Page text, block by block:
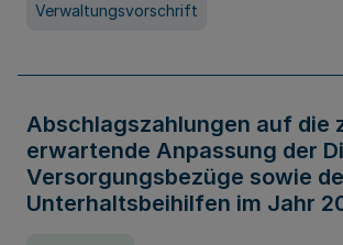
Verwaltungsvorschrift
Abschlagszahlungen auf die
erwartende Anpassung der
Versorgungsbezüge sowie
Unterhaltsbeihilfen im Jahr